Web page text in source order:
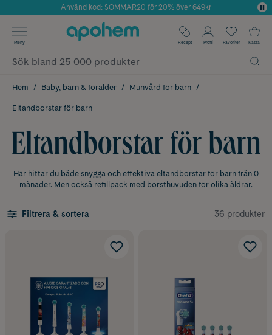
Årets Butik 2025 inom Skönhet
Använd kod: SOMMAR20 för 20% över 649kr
✓ Fri frakt
✓ Poäng på alla köp*
Meny Recept Profil Favoriter Kassa
Hem Baby, barn & förälder Munvård för barn
Eltandborstar för barn
Eltandborstar för barn
Här hittar du både snygga och effektiva eltandborstar för barn från 0
månader. Men också refillpack med borsthuvuden för olika åldrar.
Filtrera & sortera 36 produkter